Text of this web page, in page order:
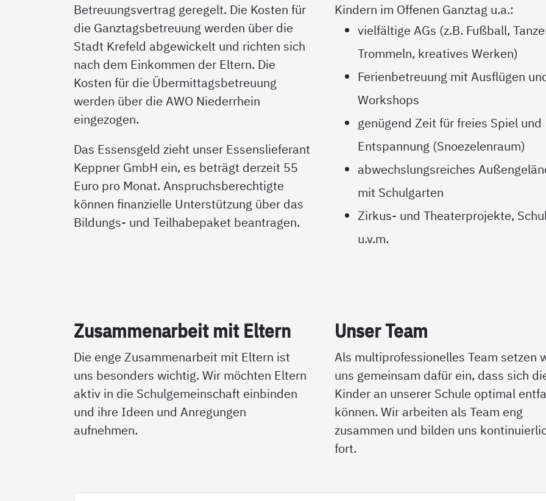
Betreuungsvertrag geregelt. Die Kosten für
die Ganztagsbetreuung werden über die
Stadt Krefeld abgewickelt und richten sich
nach dem Einkommen der Eltern. Die
Kosten für die Übermittagsbetreuung
werden über die AWO Niederrhein
eingezogen.
Das Essensgeld zieht unser Essenslieferant
Keppner GmbH ein, es beträgt derzeit 55
Euro pro Monat. Anspruchsberechtigte
können finanzielle Unterstützung über das
Bildungs- und Teilhabepaket beantragen.
Kindern im Offenen Ganztag u.a.:
vielfältige AGs (z.B. Fußball,
Trommeln, kreatives Werken)
Ferienbetreuung mit Ausflügen
Workshops
genügend Zeit für freies Spiel und
Entspannung (Snoezelenraum)
abwechslungsreiches
mit Schulgarten
Zirkus- und Theaterprojekte,
u.v.m.
Zu­sam­men­ar­beit mit El­tern
Die enge Zusammenarbeit mit Eltern ist
uns besonders wichtig. Wir möchten Eltern
aktiv in die Schulgemeinschaft einbinden
und ihre Ideen und Anregungen
aufnehmen.
Un­ser Team
Als multiprofessionelles Team setzen
uns gemeinsam dafür ein, dass sich
Kinder an unserer Schule optimal
können. Wir arbeiten als Team eng
zusammen und bilden uns
fort.